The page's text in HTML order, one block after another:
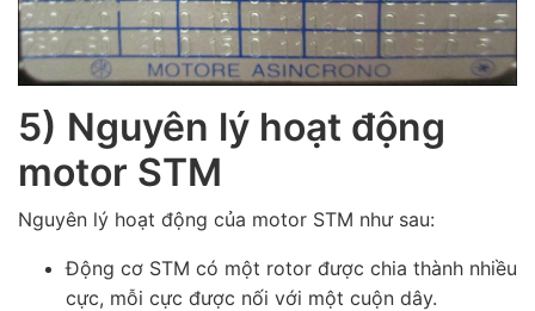
5) Nguyên lý hoạt động
motor STM
Nguyên lý hoạt động của motor STM như sau:
Động cơ STM có một rotor được chia thành nhiều
cực, mỗi cực được nối với một cuộn dây.